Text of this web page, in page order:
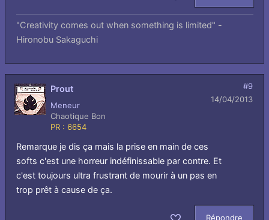
"Creativity comes out when something is limited" -
Hironobu Sakaguchi
Prout
Meneur
Chaotique Bon
PR : 6654
#9
14/04/2013
Remarque je dis ça mais la prise en main de ces
softs c'est une horreur indéfinissable par contre. Et
c'est toujours ultra frustrant de mourir à un pas en
trop prêt à cause de ça.
Répondre